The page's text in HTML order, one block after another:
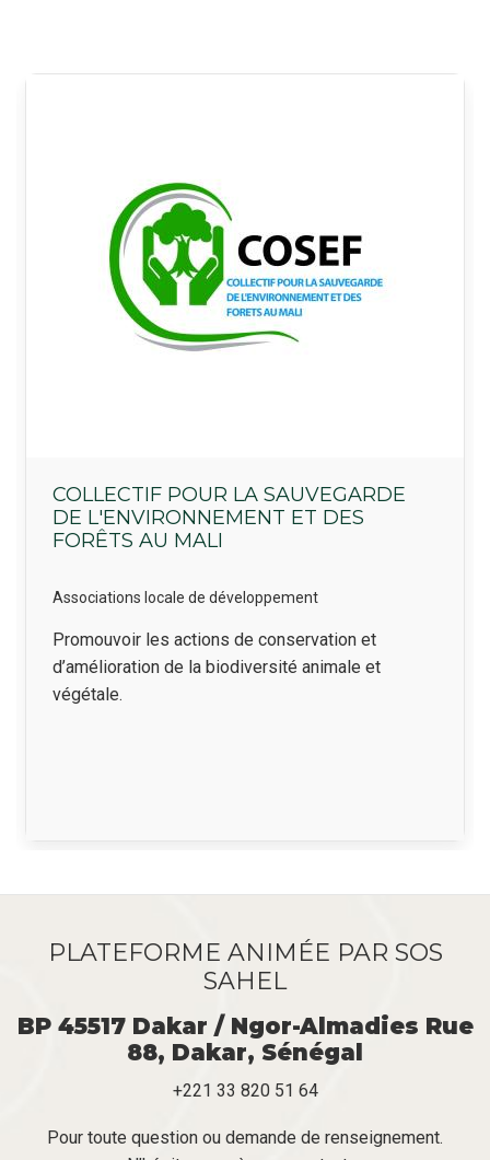
COLLECTIF POUR LA SAUVEGARDE
DE L'ENVIRONNEMENT ET DES
FORÊTS AU MALI
Associations locale de développement
Résumé
Promouvoir les actions de conservation et
d’amélioration de la biodiversité animale et
végétale.
PLATEFORME ANIMÉE PAR SOS
SAHEL
BP 45517 Dakar / Ngor-Almadies Rue
88, Dakar, Sénégal
+221 33 820 51 64
Pour toute question ou demande de renseignement.